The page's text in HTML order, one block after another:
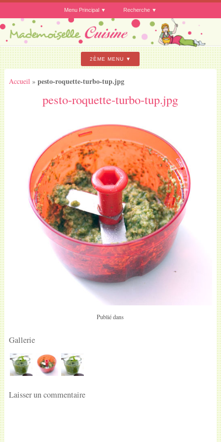
Menu Principal Recherche
2ÈME MENU
Accueil » pesto-roquette-turbo-tup.jpg
pesto-roquette-turbo-tup.jpg
Publié dans
Gallerie
Laisser un commentaire